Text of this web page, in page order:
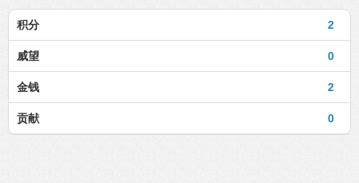
2
积分
0
威望
2
金钱
0
贡献